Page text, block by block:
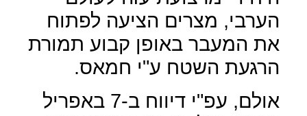
הערבי, מצרים הציעה לפתוח
את המעבר באופן קבוע תמורת
הרגעת השטח ע"י חמאס.
אולם, עפ"י דיווח ב-7 באפריל